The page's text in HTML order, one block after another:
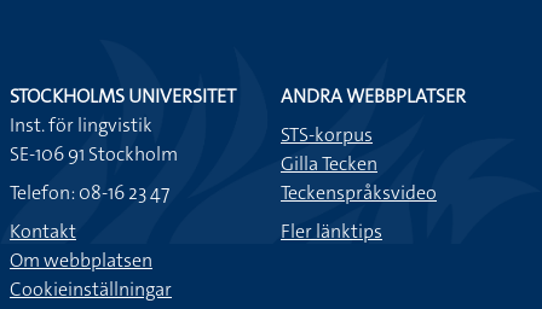
STOCKHOLMS UNIVERSITET
Inst. för lingvistik
SE-106 91 Stockholm
Telefon: 08-16 23 47
Kontakt
Om webbplatsen
Cookieinställningar
ANDRA WEBBPLATSER
STS-korpus
Gilla Tecken
Teckenspråksvideo
Fler länktips